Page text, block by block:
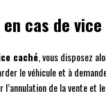
cas de
caché , vous disposez
le véhicule et à
l’annulation de la vente et